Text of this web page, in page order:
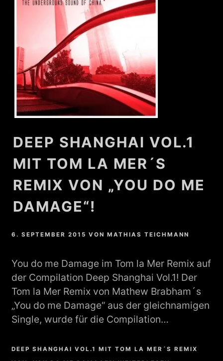
DEEP SHANGHAI VOL.1
MIT TOM LA MER´S
REMIX VON „YOU DO ME
DAMAGE“!
6. SEPTEMBER 2015 VONMATHIAS TEICHMANN
You do me Damage im Tom la Mer Remix auf
der Compilation Deep Shanghai Vol.1! Der
Tom la Mer Remix von Mathew Brabham´s
„You do me Damage“ aus der gleichnamigen
Single, wurde für die Compilation…
DEEP SHANGHAI VOL.1 MIT TOM LA MER´S REMIX